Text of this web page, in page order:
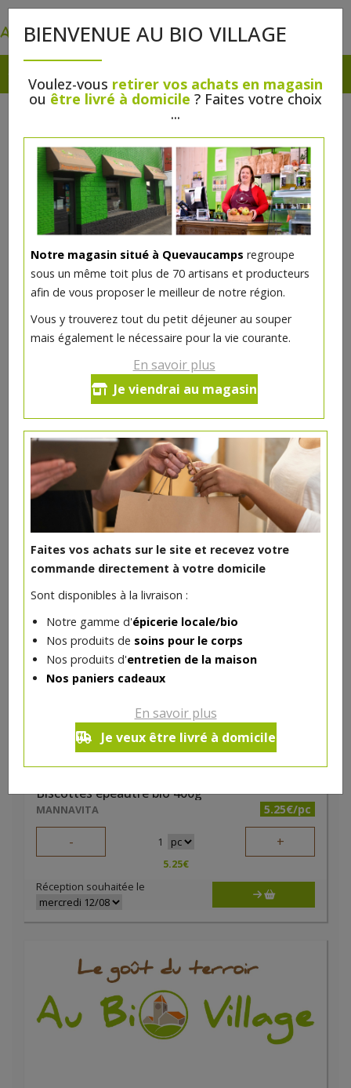
BIENVENUE AU BIO VILLAGE
Voulez-vous retirer vos achats en magasin
ou être livré à domicile ? Faites votre choix
...
Notre magasin situé à Quevaucamps regroupe
sous un même toit plus de 70 artisans et producteurs
afin de vous proposer le meilleur de notre région.
Vous y trouverez tout du petit déjeuner au souper
mais également le nécessaire pour la vie courante.
En savoir plus
Je viendrai au magasin
Faites vos achats sur le site et recevez votre
commande directement à votre domicile
Sont disponibles à la livraison :
Notre gamme d'épicerie locale/bio
Nos produits de soins pour le corps
Nos produits d'entretien de la maison
Nos paniers cadeaux
En savoir plus
Je veux être livré à domicile
Pain des fleurs sarrasin bio 150g
- 1 pc +
3.77€
Réception souhaitée le
DANS LA MÊME CATÉGORIE ...
Biscottes épeautre bio 400g
MANNAVITA 5.25€/pc
- 1 +
5.25€
Réception souhaitée le